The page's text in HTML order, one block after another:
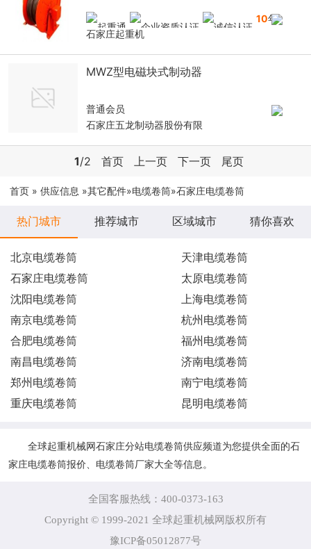
10年
石家庄起重机
MWZ型电磁块式制动器
普通会员
石家庄五龙制动器股份有限
1/2 首页 上一页 下一页 尾页
首页 » 供应信息 »其它配件»电缆卷筒»石家庄电缆卷筒
热门城市 推荐城市 区域城市 猜你喜欢
北京电缆卷筒
天津电缆卷筒
石家庄电缆卷筒
太原电缆卷筒
沈阳电缆卷筒
上海电缆卷筒
南京电缆卷筒
杭州电缆卷筒
合肥电缆卷筒
福州电缆卷筒
南昌电缆卷筒
济南电缆卷筒
郑州电缆卷筒
南宁电缆卷筒
重庆电缆卷筒
昆明电缆卷筒
全球起重机械网石家庄分站电缆卷筒供应频道为您提供全面的石
家庄电缆卷筒报价、电缆卷筒厂家大全等信息。
全国客服热线：400-0373-163
Copyright © 1999-2021 全球起重机械网版权所有
豫ICP备05012877号